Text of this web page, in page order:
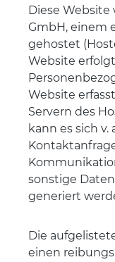
Diese Website
GmbH, einem
gehostet
Website
Website
Servern des
kann es sich v.
sonstige
generiert
Die
einen